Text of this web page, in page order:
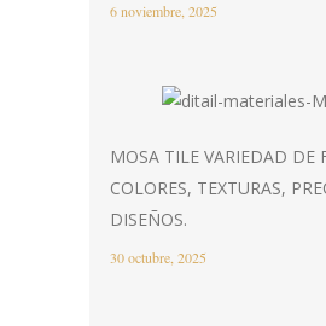
6 noviembre, 2025
MOSA TILE VARIEDAD DE
COLORES, TEXTURAS,
DISEÑOS.
30 octubre, 2025